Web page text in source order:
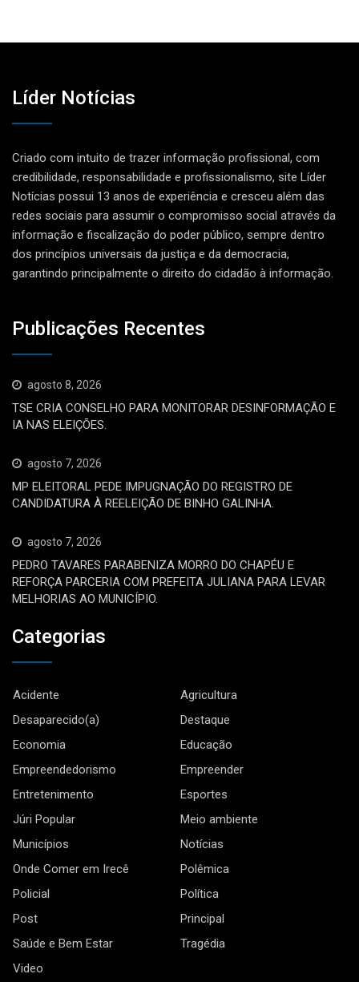
Líder Notícias
Criado com intuito de trazer informação profissional, com
credibilidade, responsabilidade e profissionalismo, site Líder
Notícias possui 13 anos de experiência e cresceu além das
redes sociais para assumir o compromisso social através da
informação e fiscalização do poder público, sempre dentro
dos princípios universais da justiça e da democracia,
garantindo principalmente o direito do cidadão à informação.
Publicações Recentes
agosto 8, 2026
TSE CRIA CONSELHO PARA MONITORAR DESINFORMAÇÃO E
IA NAS ELEIÇÕES.
agosto 7, 2026
MP ELEITORAL PEDE IMPUGNAÇÃO DO REGISTRO DE
CANDIDATURA À REELEIÇÃO DE BINHO GALINHA.
agosto 7, 2026
PEDRO TAVARES PARABENIZA MORRO DO CHAPÉU E
REFORÇA PARCERIA COM PREFEITA JULIANA PARA LEVAR
MELHORIAS AO MUNICÍPIO.
Categorias
Acidente
Agricultura
Desaparecido(a)
Destaque
Economia
Educação
Empreendedorismo
Empreender
Entretenimento
Esportes
Júri Popular
Meio ambiente
Municípios
Notícias
Onde Comer em Irecê
Polêmica
Policial
Política
Post
Principal
Saúde e Bem Estar
Tragédia
Video